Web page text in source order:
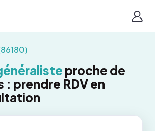
proche de
: prendre RDV en